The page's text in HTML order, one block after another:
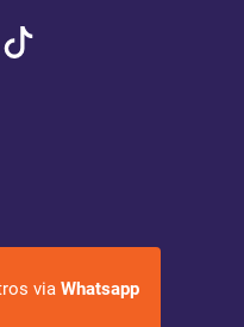
via Whatsapp